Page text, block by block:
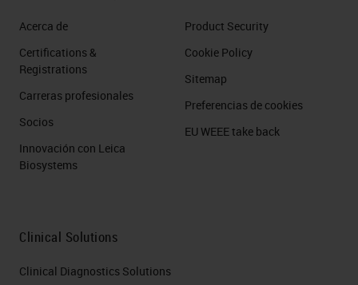
Acerca de
Certifications &
Registrations
Carreras profesionales
Socios
Innovación con Leica
Biosystems
Product Security
Cookie Policy
Sitemap
Preferencias de cookies
EU WEEE take back
Clinical Solutions
Clinical Diagnostics Solutions